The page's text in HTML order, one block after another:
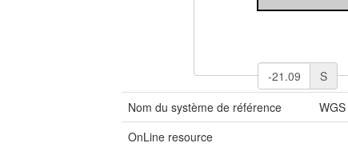
S
Nom du système de référence
OnLine resource